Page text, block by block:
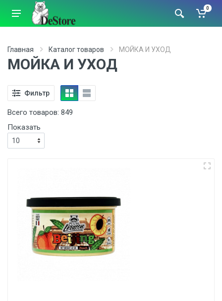
0
Главная Каталог товаров МОЙКА И УХОД
МОЙКА И УХОД
Фильтр
Всего товаров: 849
Показать